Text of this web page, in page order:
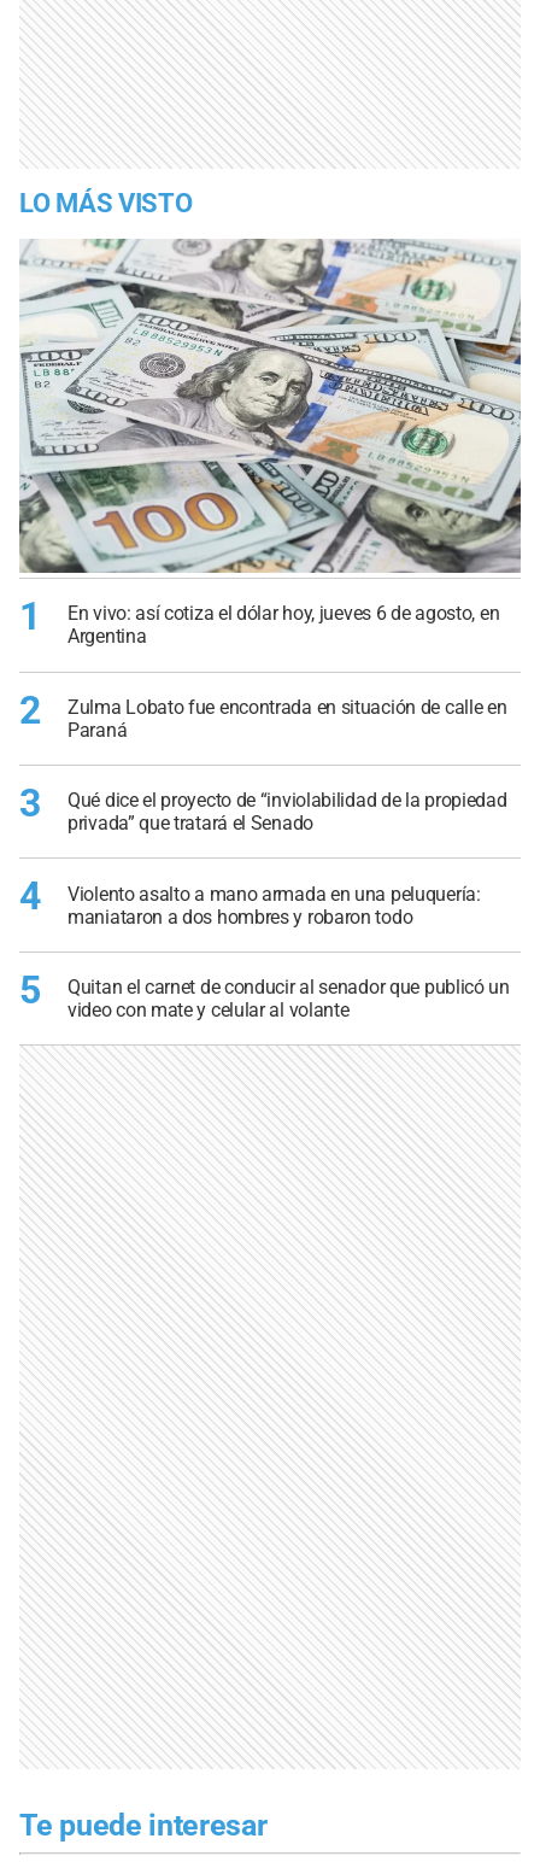
LO MÁS VISTO
1
En vivo: así cotiza el dólar hoy, jueves 6 de agosto, en
Argentina
2
Zulma Lobato fue encontrada en situación de calle en
Paraná
3
Qué dice el proyecto de “inviolabilidad de la propiedad
privada” que tratará el Senado
4
Violento asalto a mano armada en una peluquería:
maniataron a dos hombres y robaron todo
5
Quitan el carnet de conducir al senador que publicó un
video con mate y celular al volante
Te puede interesar